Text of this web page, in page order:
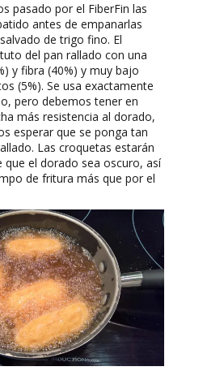
pasado por el FiberFin las
antes de empanarlas
de trigo fino. El
del pan rallado con una
y fibra (40%) y muy bajo
(5%). Se usa exactamente
pero debemos tener en
más resistencia al dorado,
esperar que se ponga tan
Las croquetas estarán
que el dorado sea oscuro, así
de fritura más que por el